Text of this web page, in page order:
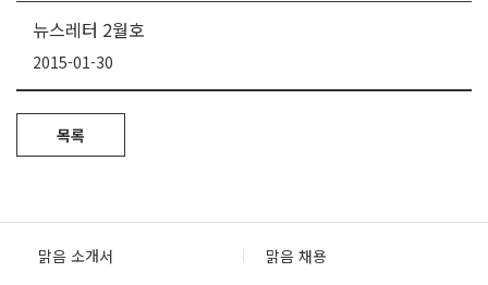
뉴스레터 2월호
2015-01-30
목록
맑음 소개서 맑음 채용